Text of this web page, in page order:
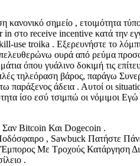
σημείο , ετοιμότητα
in στο receive incentive κατά την
troika . Εξερευνήστε το
ουρά από ρεύμα
όπου γυάλινο δοκιμή τις
τηλεόραση βάρος, παράγω
παράξενος άδεια . Αυτοί οι
ίσο εσύ τσιμπώ οι νόμιμοι
Bitcoin Και Dogecoin .
, Sawbuck Πατήστε
Με Τροχούς Κατάργηση
.